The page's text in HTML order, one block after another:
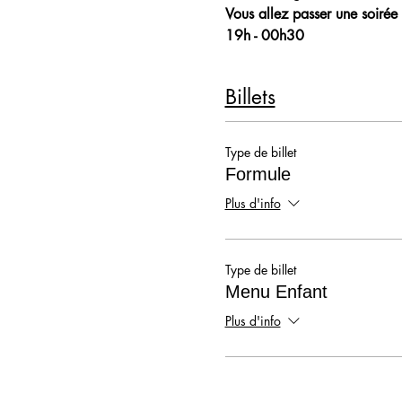
Vous allez passer une
19h - 00h30
Billets
Type de billet
Formule
Plus d'info
Type de billet
Menu Enfant
Plus d'info